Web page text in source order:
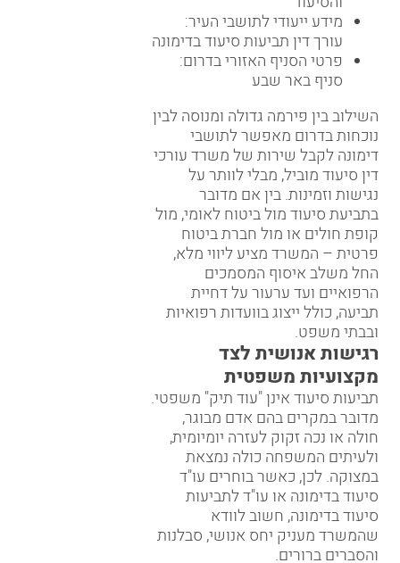
מידע ייעודי לתושבי העיר:
עורך דין תביעות סיעוד בדימונה
פרטי הסניף האזורי בדרום:
סניף באר שבע
השילוב בין פירמה גדולה ומנוסה לבין
נוכחות בדרום מאפשר לתושבי
דימונה לקבל שירות של משרד עורכי
דין סיעוד מוביל, מבלי לוותר על
נגישות וזמינות. בין אם מדובר
בתביעת סיעוד מול ביטוח לאומי, מול
קופת חולים או מול חברת ביטוח
פרטית – המשרד מציע ליווי מלא,
החל משלב איסוף המסמכים
הרפואיים ועד ערעור על דחיית
תביעה, כולל ייצוג בוועדות רפואיות
ובבתי משפט.
רגישות אנושית לצד
מקצועיות משפטית
תביעות סיעוד אינן "עוד תיק" משפטי.
מדובר במקרים בהם אדם מבוגר,
חולה או נכה זקוק לעזרה יומיומית,
ולעיתים המשפחה כולה נמצאת
במצוקה. לכן, כאשר בוחרים עו"ד
סיעוד בדימונה או עו"ד לתביעות
סיעוד בדימונה, חשוב לוודא
שהמשרד מעניק יחס אנושי, סבלנות
והסברים ברורים.